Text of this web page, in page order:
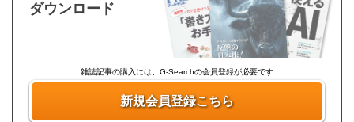
ダウンロード
雑誌記事の購入には、G-Searchの会員登録が必要です
新規会員登録こちら